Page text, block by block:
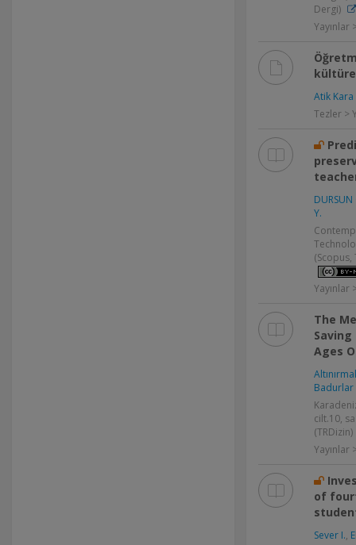
Dergi)
Yayınlar
Atik Kara
Tezler >
Y.
(Scopus,
Yayınlar
The
Ages
Badurlar
cilt.10,
(TRDizin)
Yayınlar
of
Sever I.,